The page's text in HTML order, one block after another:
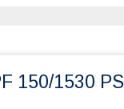
150/1530 PS